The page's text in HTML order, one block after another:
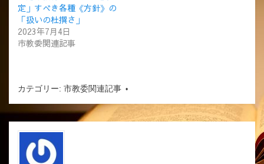
定」すべき各種《方針》の
「扱いの杜撰さ」
2023年7月4日
市教委関連記事
カテゴリー: 市教委関連記事